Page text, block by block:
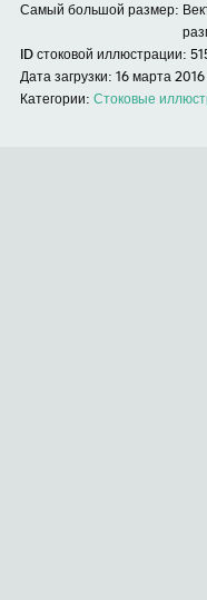
Самый большой размер:
ID стоковой иллюстрации:
Дата загрузки: 16 марта 2016
Категории: Стоковые